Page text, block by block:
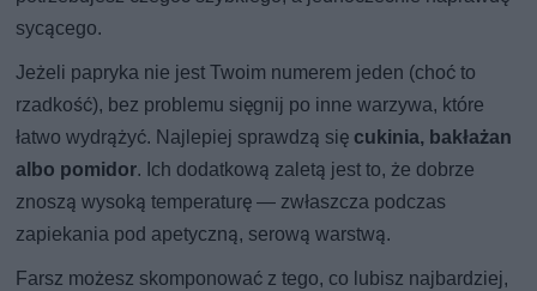
sycącego.
Jeżeli papryka nie jest Twoim numerem jeden (choć to
rzadkość), bez problemu sięgnij po inne warzywa, które
łatwo wydrążyć. Najlepiej sprawdzą się cukinia, bakłażan
albo pomidor. Ich dodatkową zaletą jest to, że dobrze
znoszą wysoką temperaturę — zwłaszcza podczas
zapiekania pod apetyczną, serową warstwą.
Farsz możesz skomponować z tego, co lubisz najbardziej,